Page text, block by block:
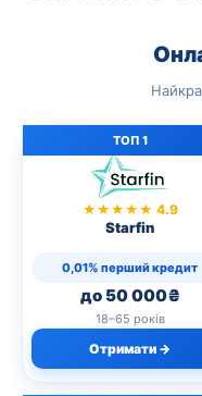
ТОП 1
★★★★★ 4.9
Starfin
0,01% перший кредит
до 50 000₴
18–65 років
Отримати →